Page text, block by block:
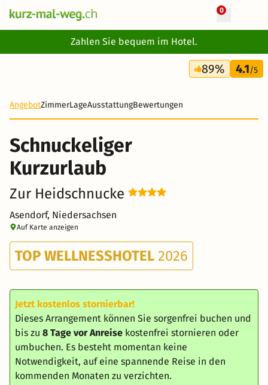
0
Zahlen Sie bequem im Hotel.
4 Tage
251 CHF
89% 4.1/5
AngebotZimmerLageAusstattungBewertungen
Schnuckeliger
Kurzurlaub
Zur Heidschnucke
Asendorf, Niedersachsen
Auf Karte anzeigen
TOP WELLNESSHOTEL 2026
Jetzt kostenlos stornierbar!
Dieses Arrangement können Sie sorgenfrei buchen und
bis zu 8 Tage vor Anreise kostenfrei stornieren oder
umbuchen. Es besteht momentan keine
Notwendigkeit, auf eine spannende Reise in den
kommenden Monaten zu verzichten.